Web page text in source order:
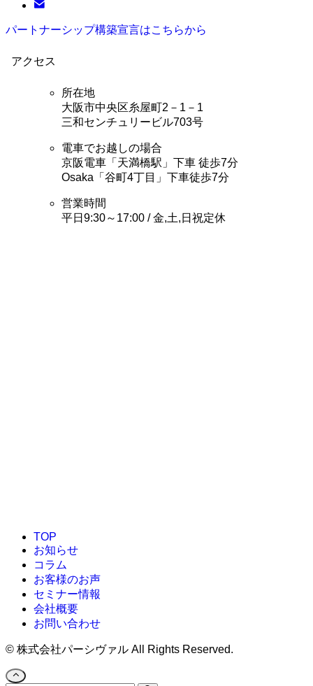
パートナーシップ構築宣言はこちらから
アクセス
所在地
大阪市中央区糸屋町2－1－1
三和センチュリービル703号
電車でお越しの場合
京阪電車「天満橋駅」下車 徒歩7分
Osaka「谷町4丁目」下車徒歩7分
営業時間
平日9:30～17:00 / 金,土,日祝定休
TOP
お知らせ
コラム
お客様のお声
セミナー情報
会社概要
お問い合わせ
© 株式会社パーシヴァル All Rights Reserved.